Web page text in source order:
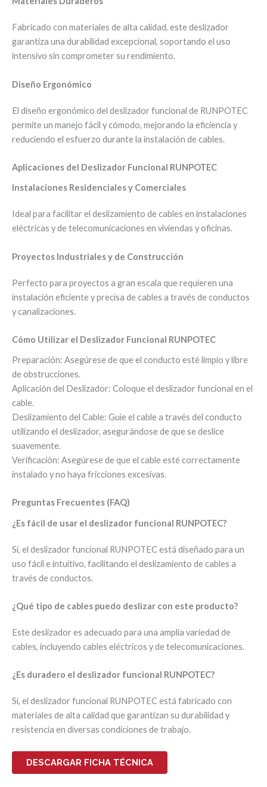
Fabricado con materiales de alta calidad, este deslizador
garantiza una durabilidad excepcional, soportando el uso
intensivo sin comprometer su rendimiento.
Diseño Ergonómico
El diseño ergonómico del deslizador funcional de RUNPOTEC
permite un manejo fácil y cómodo, mejorando la eficiencia y
reduciendo el esfuerzo durante la instalación de cables.
Aplicaciones del Deslizador Funcional RUNPOTEC
Instalaciones Residenciales y Comerciales
Ideal para facilitar el deslizamiento de cables en instalaciones
eléctricas y de telecomunicaciones en viviendas y oficinas.
Proyectos Industriales y de Construcción
Perfecto para proyectos a gran escala que requieren una
instalación eficiente y precisa de cables a través de conductos
y canalizaciones.
Cómo Utilizar el Deslizador Funcional RUNPOTEC
Preparación: Asegúrese de que el conducto esté limpio y libre
de obstrucciones.
Aplicación del Deslizador: Coloque el deslizador funcional en el
cable.
Deslizamiento del Cable: Guíe el cable a través del conducto
utilizando el deslizador, asegurándose de que se deslice
suavemente.
Verificación: Asegúrese de que el cable esté correctamente
instalado y no haya fricciones excesivas.
Preguntas Frecuentes (FAQ)
¿Es fácil de usar el deslizador funcional RUNPOTEC?
Sí, el deslizador funcional RUNPOTEC está diseñado para un
uso fácil e intuitivo, facilitando el deslizamiento de cables a
través de conductos.
¿Qué tipo de cables puedo deslizar con este producto?
Este deslizador es adecuado para una amplia variedad de
cables, incluyendo cables eléctricos y de telecomunicaciones.
¿Es duradero el deslizador funcional RUNPOTEC?
Sí, el deslizador funcional RUNPOTEC está fabricado con
materiales de alta calidad que garantizan su durabilidad y
resistencia en diversas condiciones de trabajo.
DESCARGAR FICHA TÉCNICA